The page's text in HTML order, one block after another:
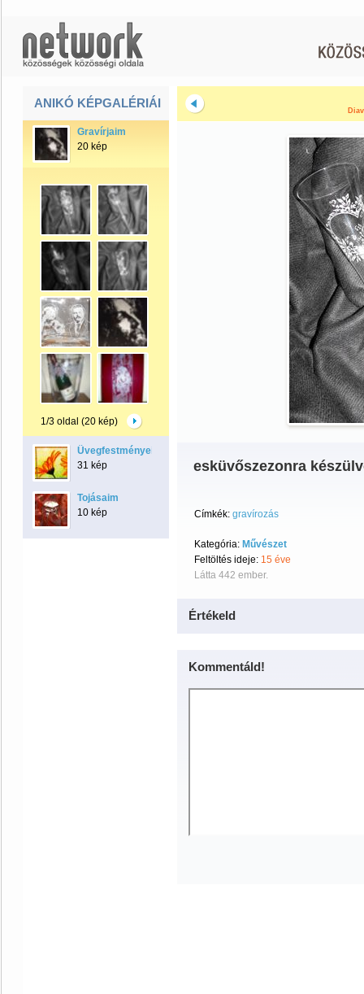
ANIKÓ KÉPGALÉRIÁI
Gravírjaim
20 kép
1/3 oldal (20 kép)
Üvegfestményeim
31 kép
Tojásaim
10 kép
esküvőszezonra
Címkék: gravírozás
Kategória: Művészet
Feltöltés ideje: 15 éve
Látta 442 ember.
Értékeld
Kommentáld!